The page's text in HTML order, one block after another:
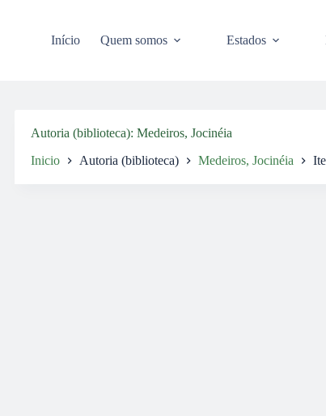
Início Quem somos Estados
Autoria (biblioteca) Medeiros, Jocinéia
Inicio Autoria (biblioteca) Medeiros, Jocinéia